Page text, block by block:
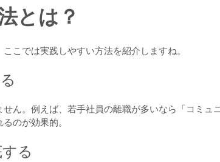
とは？
こでは実践しやすい方法を紹介しますね。
ん。例えば、若手社員の離職が多いなら「コミュ
のが効果的。
る